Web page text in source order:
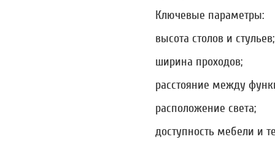
Ключевые параметры:
высота столов и стульев;
ширина проходов;
расстояние между
расположение света;
доступность мебели и